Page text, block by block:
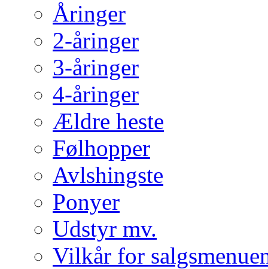
Åringer
2-åringer
3-åringer
4-åringer
Ældre heste
Følhopper
Avlshingste
Ponyer
Udstyr mv.
Vilkår for